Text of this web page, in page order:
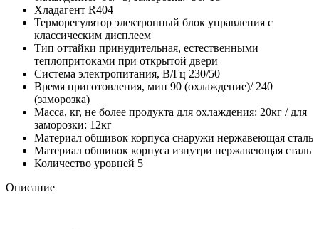
Хладагент R404
Терморегулятор электронный блок управления с
классическим дисплеем
Тип оттайки принудительная, естественными
теплопритоками при открытой двери
Система электропитания, В/Гц 230/50
Время приготовления, мин 90 (охлаждение)/ 240
(заморозка)
Масса, кг, не более продукта для охлаждения: 20кг / для
заморозки: 12кг
Материал обшивок корпуса снаружи нержавеющая сталь
Материал обшивок корпуса изнутри нержавеющая сталь
Количество уровней 5
Описание